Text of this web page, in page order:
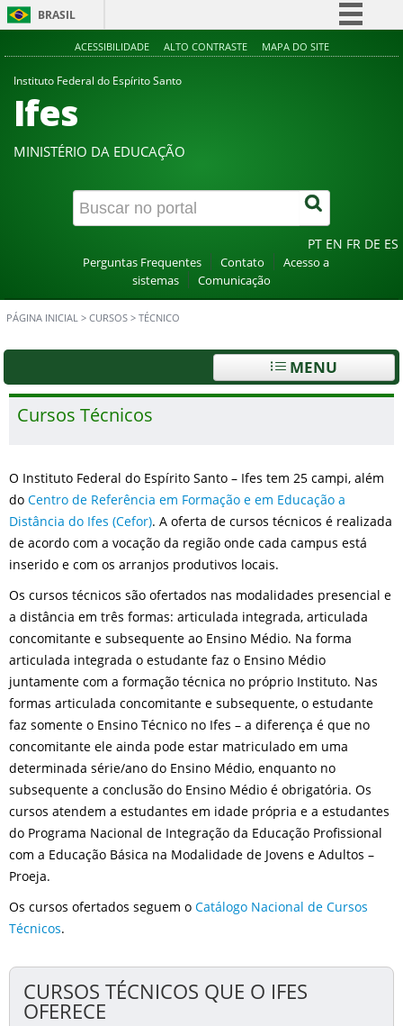
BRASIL
Simplifique!
Canais
ACESSIBILIDADE ALTO CONTRASTE MAPA DO SITE
Instituto Federal do Espírito Santo
Ifes
MINISTÉRIO DA EDUCAÇÃO
PT EN FR DE ES
Perguntas Frequentes Contato
Acesso a
sistemas
Comunicação
PÁGINA INICIAL > CURSOS > TÉCNICO
MENU
Cursos Técnicos
O Instituto Federal do Espírito Santo – Ifes tem 25 campi, além
do Centro de Referência em Formação e em Educação a
Distância do Ifes (Cefor). A oferta de cursos técnicos é realizada
de acordo com a vocação da região onde cada campus está
inserido e com os arranjos produtivos locais.
Os cursos técnicos são ofertados nas modalidades presencial e
a distância em três formas: articulada integrada, articulada
concomitante e subsequente ao Ensino Médio. Na forma
articulada integrada o estudante faz o Ensino Médio
juntamente com a formação técnica no próprio Instituto. Nas
formas articulada concomitante e subsequente, o estudante
faz somente o Ensino Técnico no Ifes – a diferença é que no
concomitante ele ainda pode estar matriculado em uma
determinada série/ano do Ensino Médio, enquanto no
subsequente a conclusão do Ensino Médio é obrigatória. Os
cursos atendem a estudantes em idade própria e a estudantes
do Programa Nacional de Integração da Educação Profissional
com a Educação Básica na Modalidade de Jovens e Adultos –
Proeja.
Os cursos ofertados seguem o Catálogo Nacional de Cursos
Técnicos.
CURSOS TÉCNICOS QUE O IFES
OFERECE